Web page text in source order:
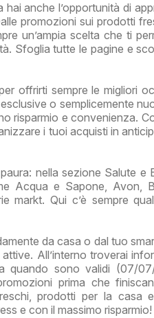
anche l’opportunità di
promozioni sui prodotti
un’ampia scelta che ti
Sfoglia tutte le pagine e
offrirti sempre le migliori
o semplicemente
risparmio e convenienza.
i tuoi acquisti in
nella sezione Salute e
Acqua e Sapone, Avon,
markt. Qui c’è sempre
da casa o dal tuo
All’interno troverai
quando sono validi (07/
prima che
prodotti per la casa
e con il massimo risparmio!